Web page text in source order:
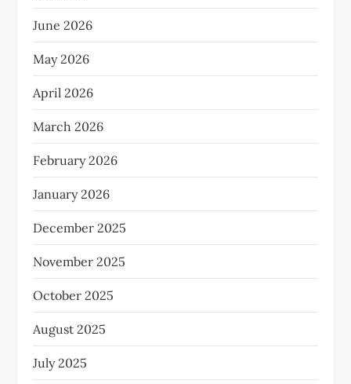
June 2026
May 2026
April 2026
March 2026
February 2026
January 2026
December 2025
November 2025
October 2025
August 2025
July 2025